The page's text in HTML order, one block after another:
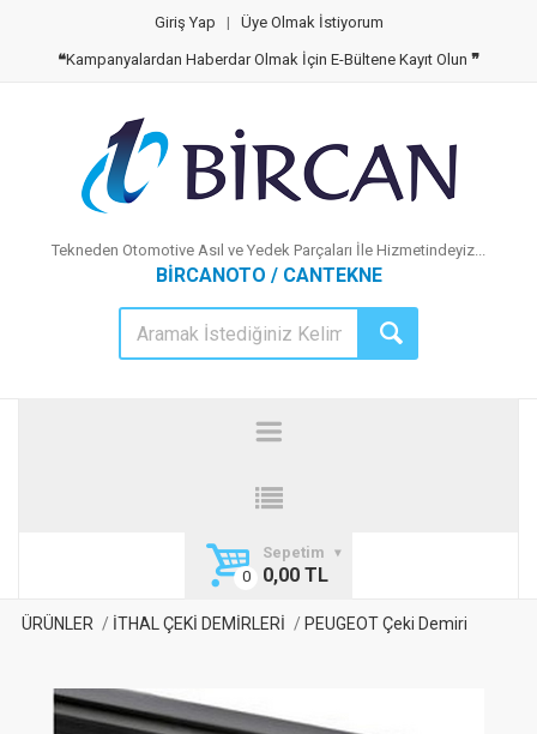
Giriş Yap | Üye Olmak İstiyorum
❝Kampanyalardan Haberdar Olmak İçin E-Bültene Kayıt Olun ❞
Tekneden Otomotive Asıl ve Yedek Parçaları İle Hizmetindeyiz...
BİRCANOTO / CANTEKNE
Sepetim
0,00 TL
ÜRÜNLER İTHAL ÇEKİ DEMİRLERİ PEUGEOT Çeki Demiri